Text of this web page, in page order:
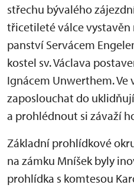
střechu bývalého
třicetileté válce
panství Servácem
kostel sv. Václava
Ignácem Unwerthem. Ve
zaposlouchat do
a prohlédnout si závaží
Základní prohlídkové
na zámku Mníšek byly
prohlídka s komtesou